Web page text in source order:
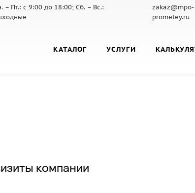
– Пт.: с 9:00 до 18:00; Сб. – Вс.:
zakaz@mpo-
prometey.ru
КАТАЛОГ УСЛУГИ
компании